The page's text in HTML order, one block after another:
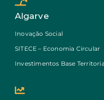
Algarve
Inovação Social
SITECE – Economia Circular
Investimentos Base